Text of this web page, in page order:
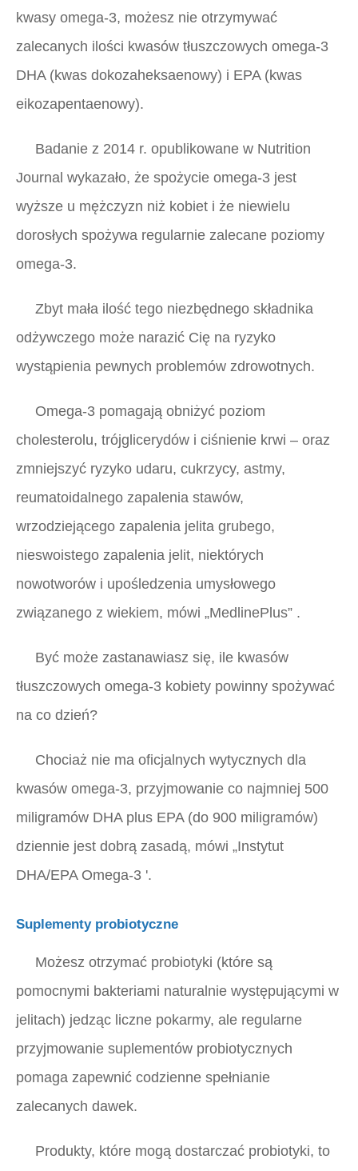
kwasy omega-3, możesz nie otrzymywać
zalecanych ilości kwasów tłuszczowych omega-3
DHA (kwas dokozaheksaenowy) i EPA (kwas
eikozapentaenowy).
Badanie z 2014 r. opublikowane w Nutrition
Journal wykazało, że spożycie omega-3 jest
wyższe u mężczyzn niż kobiet i że niewielu
dorosłych spożywa regularnie zalecane poziomy
omega-3.
Zbyt mała ilość tego niezbędnego składnika
odżywczego może narazić Cię na ryzyko
wystąpienia pewnych problemów zdrowotnych.
Omega-3 pomagają obniżyć poziom
cholesterolu, trójglicerydów i ciśnienie krwi – oraz
zmniejszyć ryzyko udaru, cukrzycy, astmy,
reumatoidalnego zapalenia stawów,
wrzodziejącego zapalenia jelita grubego,
nieswoistego zapalenia jelit, niektórych
nowotworów i upośledzenia umysłowego
związanego z wiekiem, mówi „MedlinePlus” .
Być może zastanawiasz się, ile kwasów
tłuszczowych omega-3 kobiety powinny spożywać
na co dzień?
Chociaż nie ma oficjalnych wytycznych dla
kwasów omega-3, przyjmowanie co najmniej 500
miligramów DHA plus EPA (do 900 miligramów)
dziennie jest dobrą zasadą, mówi „Instytut
DHA/EPA Omega-3 '.
Suplementy probiotyczne
Możesz otrzymać probiotyki (które są
pomocnymi bakteriami naturalnie występującymi w
jelitach) jedząc liczne pokarmy, ale regularne
przyjmowanie suplementów probiotycznych
pomaga zapewnić codzienne spełnianie
zalecanych dawek.
Produkty, które mogą dostarczać probiotyki, to